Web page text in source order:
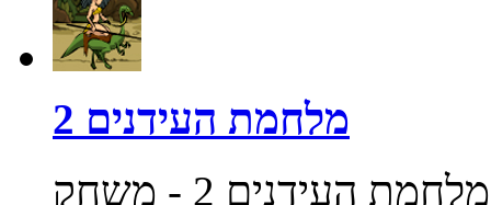
מלחמת העידנים 2